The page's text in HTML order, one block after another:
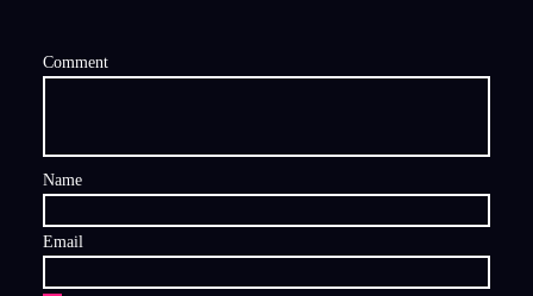
Comment
Name
Email